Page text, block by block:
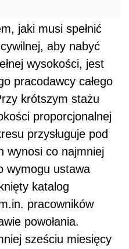
jaki musi spełnić
aby nabyć
wysokości, jest
pracodawcy całego
krótszym stażu
proporcjonalnej
przysługuje pod
wynosi co najmniej
wymogu ustawa
katalog
pracowników
powołania.
sześciu miesięcy